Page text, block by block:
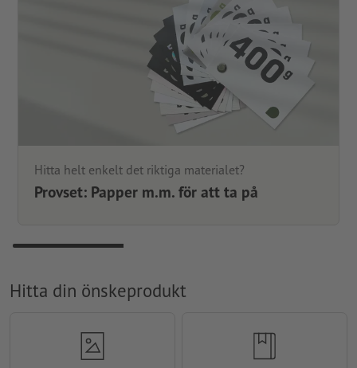
Hitta helt enkelt det riktiga materialet?
Provset: Papper m.m. för att ta på
Hitta din önskeprodukt